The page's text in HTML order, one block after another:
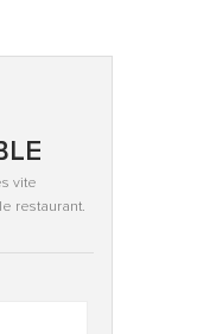
vite
restaurant.